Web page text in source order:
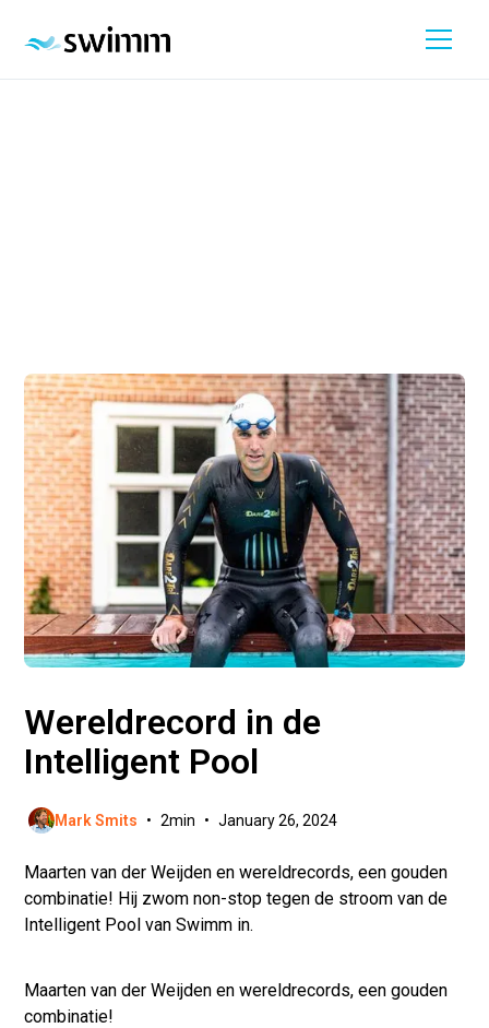
Wereldrecord in de
Intelligent Pool
Mark Smits • 2min • January 26, 2024
Maarten van der Weijden en wereldrecords, een gouden
combinatie! Hij zwom non-stop tegen de stroom van de
Intelligent Pool van Swimm in.
Maarten van der Weijden en wereldrecords, een gouden
combinatie!